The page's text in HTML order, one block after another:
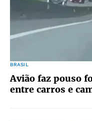
BRASIL
Avião faz pouso
entre carros e